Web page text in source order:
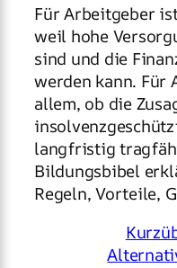
Für Arbeitgeber
weil hohe
sind und die
werden kann. Für
allem, ob die
langfristig
Bildungsbibel
Regeln, Vorteile,